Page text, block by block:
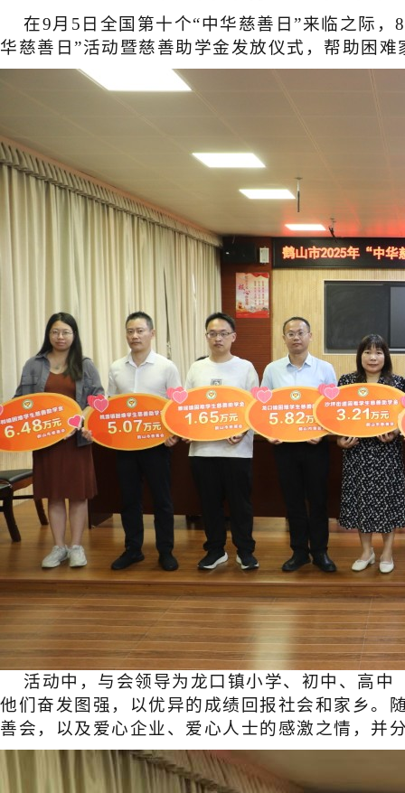
在9月 5 日全国第十个“中华慈善日”来临之际， 8
华慈善日”活动暨慈善助学金发放仪式，帮助困
活动中，与会领导为 龙口镇小学、初中、高中
他们奋发图强，以优异的成绩回报社会和 家乡。
善会，以及爱心企业、爱心人士的感激之情，并